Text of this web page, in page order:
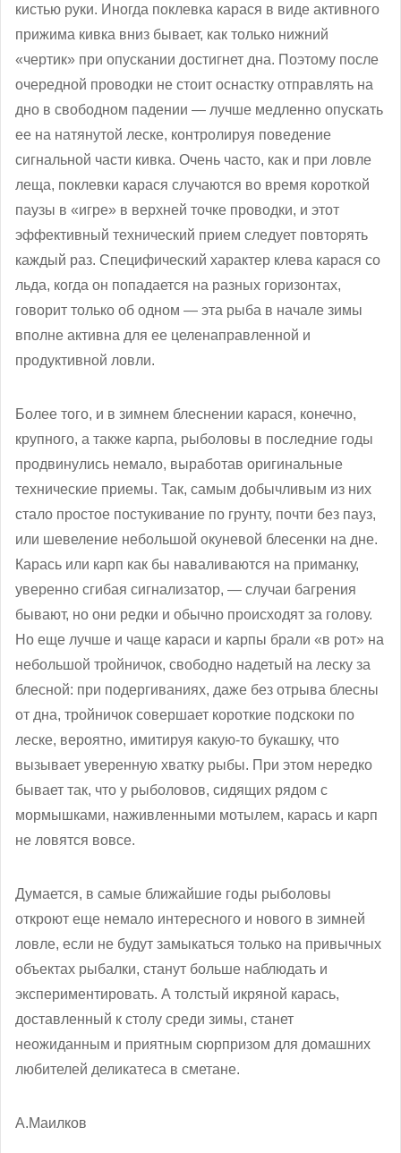
кистью руки. Иногда поклевка карася в виде активного
прижима кивка вниз бывает, как только нижний
«чертик» при опускании достигнет дна. Поэтому после
очередной проводки не стоит оснастку отправлять на
дно в свободном падении — лучше медленно опускать
ее на натянутой леске, контролируя поведение
сигнальной части кивка. Очень часто, как и при ловле
леща, поклевки карася случаются во время короткой
паузы в «игре» в верхней точке проводки, и этот
эффективный технический прием следует повторять
каждый раз. Специфический характер клева карася со
льда, когда он попадается на разных горизонтах,
говорит только об одном — эта рыба в начале зимы
вполне активна для ее целенаправленной и
продуктивной ловли.
Более того, и в зимнем блеснении карася, конечно,
крупного, а также карпа, рыболовы в последние годы
продвинулись немало, выработав оригинальные
технические приемы. Так, самым добычливым из них
стало простое постукивание по грунту, почти без пауз,
или шевеление небольшой окуневой блесенки на дне.
Карась или карп как бы наваливаются на приманку,
уверенно сгибая сигнализатор, — случаи багрения
бывают, но они редки и обычно происходят за голову.
Но еще лучше и чаще караси и карпы брали «в рот» на
небольшой тройничок, свободно надетый на леску за
блесной: при подергиваниях, даже без отрыва блесны
от дна, тройничок совершает короткие подскоки по
леске, вероятно, имитируя какую-то букашку, что
вызывает уверенную хватку рыбы. При этом нередко
бывает так, что у рыболовов, сидящих рядом с
мормышками, наживленными мотылем, карась и карп
не ловятся вовсе.
Думается, в самые ближайшие годы рыболовы
откроют еще немало интересного и нового в зимней
ловле, если не будут замыкаться только на привычных
объектах рыбалки, станут больше наблюдать и
экспериментировать. А толстый икряной карась,
доставленный к столу среди зимы, станет
неожиданным и приятным сюрпризом для домашних
любителей деликатеса в сметане.
А.Маилков